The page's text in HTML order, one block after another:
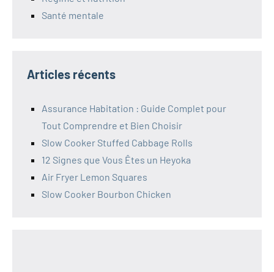
Santé mentale
Articles récents
Assurance Habitation : Guide Complet pour
Tout Comprendre et Bien Choisir
Slow Cooker Stuffed Cabbage Rolls
12 Signes que Vous Êtes un Heyoka
Air Fryer Lemon Squares
Slow Cooker Bourbon Chicken